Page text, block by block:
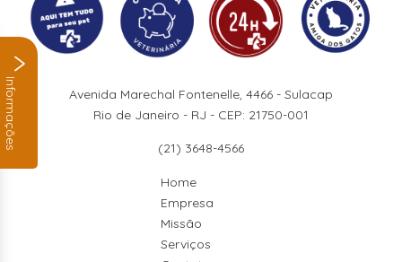
Avenida Marechal Fontenelle, 4466 - Sulacap
Rio de Janeiro - RJ - CEP: 21750-001
(21) 3648-4566
Home
Empresa
Missão
Serviços
Informações